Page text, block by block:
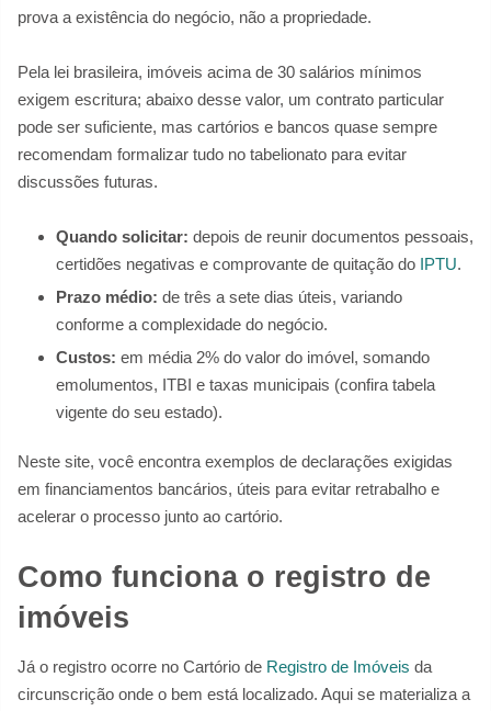
prova a existência do negócio, não a propriedade.
Pela lei brasileira, imóveis acima de 30 salários mínimos
exigem escritura; abaixo desse valor, um contrato particular
pode ser suficiente, mas cartórios e bancos quase sempre
recomendam formalizar tudo no tabelionato para evitar
discussões futuras.
Quando solicitar: depois de reunir documentos pessoais,
certidões negativas e comprovante de quitação do IPTU.
Prazo médio: de três a sete dias úteis, variando
conforme a complexidade do negócio.
Custos: em média 2% do valor do imóvel, somando
emolumentos, ITBI e taxas municipais (confira tabela
vigente do seu estado).
Neste site, você encontra exemplos de declarações exigidas
em financiamentos bancários, úteis para evitar retrabalho e
acelerar o processo junto ao cartório.
Como funciona o registro de
imóveis
Já o registro ocorre no Cartório de Registro de Imóveis da
circunscrição onde o bem está localizado. Aqui se materializa a